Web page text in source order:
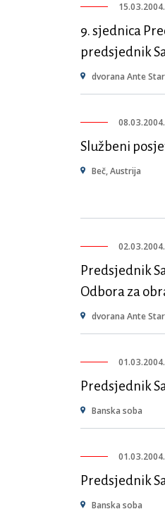
9. sjednica
predsjednik
dvorana Ante
08.03.2004.
Službeni
Beč, Austrija
Predsjednik
Odbora za
dvorana Ante
Predsjednik
Banska soba
Predsjednik
Banska soba